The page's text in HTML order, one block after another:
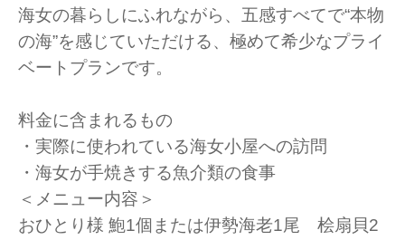
海女の暮らしにふれながら、五感すべてで“本物
の海”を感じていただける、極めて希少なプライ
ベートプランです。
料金に含まれるもの
・実際に使われている海女小屋への訪問
・海女が手焼きする魚介類の食事
＜メニュー内容＞
おひとり様 鮑1個または伊勢海老1尾 桧扇貝2